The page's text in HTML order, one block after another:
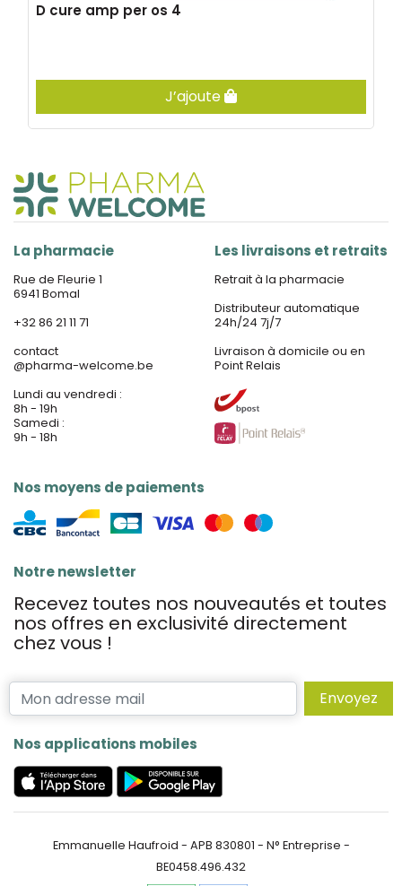
D cure amp per os 4
J’ajoute
La pharmacie
Rue de Fleurie 1
6941 Bomal
+32 86 21 11 71
contact
@pharma-welcome.be
Lundi au vendredi :
8h - 19h
Samedi :
9h - 18h
Nos moyens de paiements
Les livraisons et retraits
Retrait à la pharmacie
Distributeur automatique
24h/24 7j/7
Livraison à domicile ou en
Point Relais
Notre newsletter
Recevez toutes nos nouveautés et toutes
nos offres en exclusivité directement
chez vous !
Envoyez
Nos applications mobiles
Emmanuelle Haufroid - APB 830801 - N° Entreprise -
BE0458.496.432